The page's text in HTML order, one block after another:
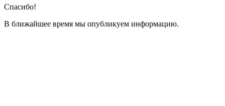
Спасибо!
В ближайшее время мы опубликуем информацию.